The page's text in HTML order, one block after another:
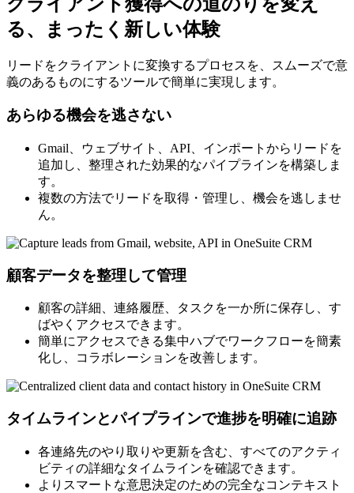
る、まったく新しい体験
リードをクライアントに変換するプロセスを、スムーズで意
義のあるものにするツールで簡単に実現します。
あらゆる機会を逃さない
Gmail、ウェブサイト、API、インポートからリードを
追加し、整理された効果的なパイプラインを構築しま
す。
複数の方法でリードを取得・管理し、機会を逃しませ
ん。
顧客データを整理して管理
顧客の詳細、連絡履歴、タスクを一か所に保存し、す
ばやくアクセスできます。
簡単にアクセスできる集中ハブでワークフローを簡素
化し、コラボレーションを改善します。
タイムラインとパイプラインで進捗を明確に追跡
各連絡先のやり取りや更新を含む、すべてのアクティ
ビティの詳細なタイムラインを確認できます。
よりスマートな意思決定のための完全なコンテキスト